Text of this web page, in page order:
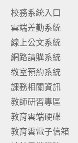
校務系統入口
雲端差勤系統
線上公文系統
網路請購系統
教室預約系統
課務相關資訊
教師研習專區
教育雲端硬碟
教育雲電子信箱